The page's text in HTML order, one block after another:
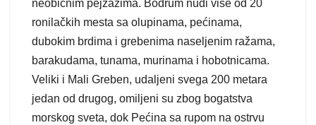
neobičnim pejzažima. Bodrum nudi više od 20
ronilačkih mesta sa olupinama, pećinama,
dubokim brdima i grebenima naseljenim ražama,
barakudama, tunama, murinama i hobotnicama.
Veliki i Mali Greben, udaljeni svega 200 metara
jedan od drugog, omiljeni su zbog bogatstva
morskog sveta, dok Pećina sa rupom na ostrvu